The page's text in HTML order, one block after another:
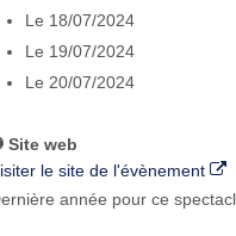
Le 18/07/2024
Le 19/07/2024
Le 20/07/2024
Site web
le site de l'évènement
année pour ce